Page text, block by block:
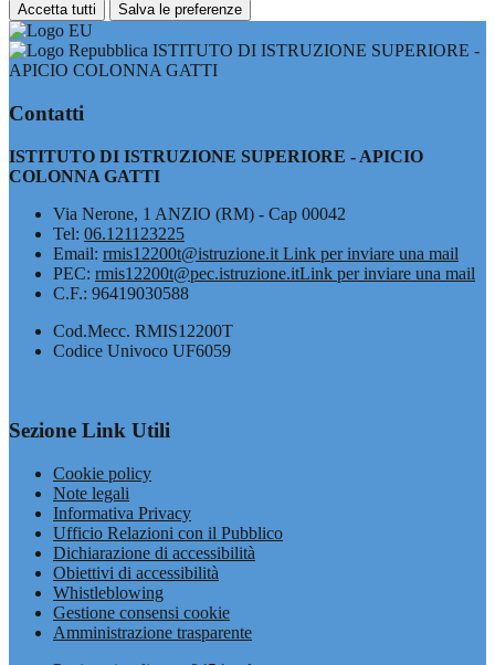
Accetta tutti Salva le preferenze
ISTITUTO DI ISTRUZIONE SUPERIORE -
APICIO COLONNA GATTI
Contatti
ISTITUTO DI ISTRUZIONE SUPERIORE - APICIO
COLONNA GATTI
Via Nerone, 1 ANZIO (RM) - Cap 00042
Tel: 06.121123225
Email: rmis12200t@istruzione.it Link per inviare una mail
PEC: rmis12200t@pec.istruzione.itLink per inviare una mail
C.F.: 96419030588
Cod.Mecc. RMIS12200T
Codice Univoco UF6059
Sezione Link Utili
Cookie policy
Note legali
Informativa Privacy
Ufficio Relazioni con il Pubblico
Dichiarazione di accessibilità
Obiettivi di accessibilità
Whistleblowing
Gestione consensi cookie
Amministrazione trasparente